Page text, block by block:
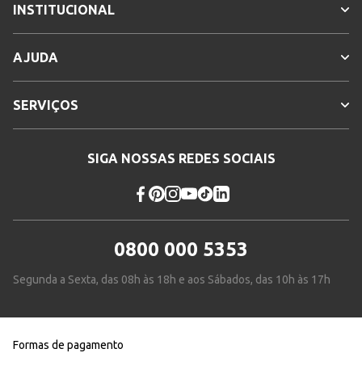
INSTITUCIONAL
AJUDA
SERVIÇOS
SIGA NOSSAS REDES SOCIAIS
0800 000 5353
Segunda a Sexta, das 08h às 18h e aos Sábados, das 10h às 17h
Formas de pagamento